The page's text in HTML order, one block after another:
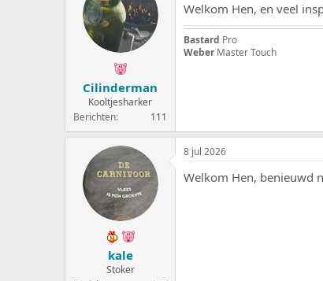
Cilinderman
Kooltjesharker
Berichten
111
Welkom Hen, en veel
Bastard Pro
Weber Master Touch
kale
Stoker
8 jul 2026
Welkom Hen, benieuwd